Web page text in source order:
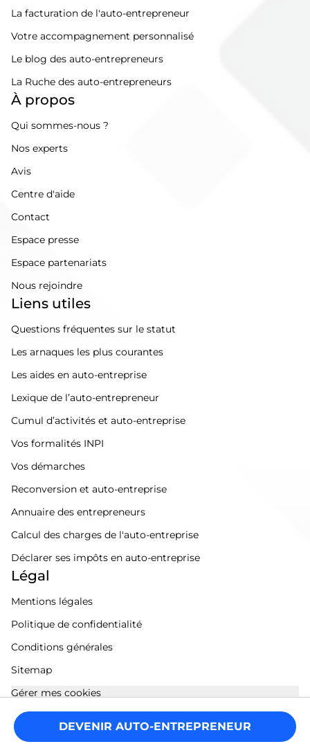
DEVENIR AUTO-ENTREPRENEUR
La facturation de l'auto-entrepreneur
Votre accompagnement personnalisé
Le blog des auto-entrepreneurs
La Ruche des auto-entrepreneurs
À propos
Qui sommes-nous ?
Nos experts
Avis
Centre d'aide
Contact
Espace presse
Espace partenariats
Nous rejoindre
Liens utiles
Questions fréquentes sur le statut
Les arnaques les plus courantes
Les aides en auto-entreprise
Lexique de l’auto-entrepreneur
Cumul d’activités et auto-entreprise
Vos formalités INPI
Vos démarches
Reconversion et auto-entreprise
Annuaire des entrepreneurs
Calcul des charges de l'auto-entreprise
Déclarer ses impôts en auto-entreprise
Légal
Mentions légales
Politique de confidentialité
Conditions générales
Sitemap
Gérer mes cookies